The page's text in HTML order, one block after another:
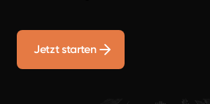
Jetzt starten